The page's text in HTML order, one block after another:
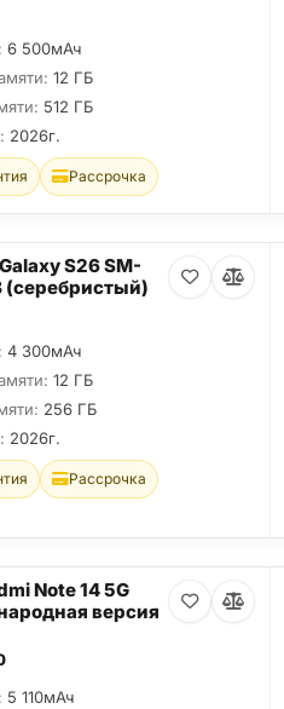
6 500мАч
12 ГБ
512 ГБ
2026г.
Рассрочка
S26 SM-
(серебристый)
4 300мАч
12 ГБ
256 ГБ
2026г.
Рассрочка
Note 14 5G
версия
5 110мАч